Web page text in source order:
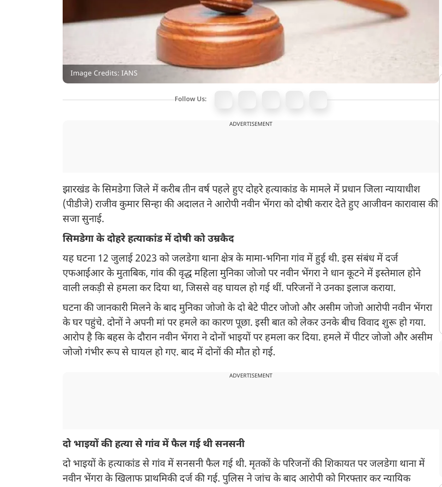
Image Credits: IANS
Follow Us:
ADVERTISEMENT
झारखंड के सिमडेगा जिले में करीब तीन वर्ष पहले हुए दोहरे हत्याकांड के मामले में प्रधान जिला न्यायाधीश
(पीडीजे) राजीव कुमार सिन्हा की अदालत ने आरोपी नवीन भेंगरा को दोषी करार देते हुए आजीवन कारावास की
सजा सुनाई.
सिमडेगा के दोहरे हत्याकांड में दोषी को उम्रकैद
यह घटना 12 जुलाई 2023 को जलडेगा थाना क्षेत्र के मामा-भगिना गांव में हुई थी. इस संबंध में दर्ज
एफआईआर के मुताबिक, गांव की वृद्ध महिला मुनिका जोजो पर नवीन भेंगरा ने धान कूटने में इस्तेमाल होने
वाली लकड़ी से हमला कर दिया था, जिससे वह घायल हो गई थीं. परिजनों ने उनका इलाज कराया.
घटना की जानकारी मिलने के बाद मुनिका जोजो के दो बेटे पीटर जोजो और असीम जोजो आरोपी नवीन भेंगरा
के घर पहुंचे. दोनों ने अपनी मां पर हमले का कारण पूछा. इसी बात को लेकर उनके बीच विवाद शुरू हो गया.
आरोप है कि बहस के दौरान नवीन भेंगरा ने दोनों भाइयों पर हमला कर दिया. हमले में पीटर जोजो और असीम
जोजो गंभीर रूप से घायल हो गए. बाद में दोनों की मौत हो गई.
ADVERTISEMENT
दो भाइयों की हत्या से गांव में फैल गई थी सनसनी
दो भाइयों के हत्याकांड से गांव में सनसनी फैल गई थी. मृतकों के परिजनों की शिकायत पर जलडेगा थाना में
नवीन भेंगरा के खिलाफ प्राथमिकी दर्ज की गई. पुलिस ने जांच के बाद आरोपी को गिरफ्तार कर न्यायिक